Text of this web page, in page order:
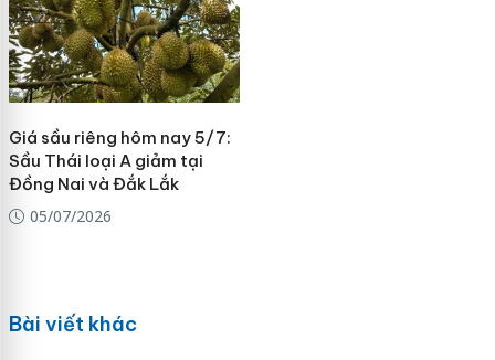
Giá sầu riêng hôm nay 5/7:
Sầu Thái loại A giảm tại
Đồng Nai và Đắk Lắk
05/07/2026
Bài viết khác